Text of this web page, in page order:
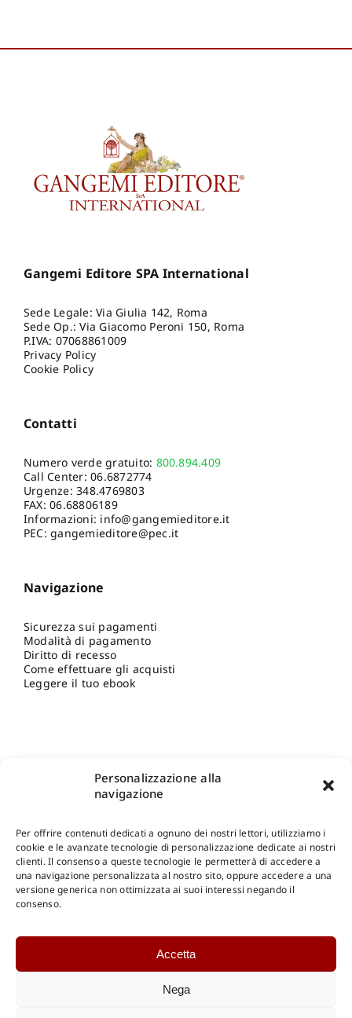
Personalizzazione alla
navigazione
Per offrire contenuti dedicati a ognuno dei nostri lettori, utilizziamo i
cookie e le avanzate tecnologie di personalizzazione dedicate ai nostri
clienti. Il consenso a queste tecnologie le permetterà di accedere a
una navigazione personalizzata al nostro sito, oppure accedere a una
versione generica non ottimizzata ai suoi interessi negando il
consenso.
Accetta
Nega
Gangemi Editore SPA International
Sede Legale: Via Giulia 142, Roma
Sede Op.: Via Giacomo Peroni 150, Roma
P.IVA: 07068861009
Privacy Policy
Cookie Policy
Contatti
Numero verde gratuito: 800.894.409
Call Center:06.6872774
Urgenze:348.4769803
FAX: 06.68806189
Informazioni: info@gangemieditore.it
PEC: gangemieditore@pec.it
Navigazione
Sicurezza sui pagamenti
Modalità di pagamento
Diritto di recesso
Come effettuare gli acquisti
Leggere il tuo ebook
Shop Gangemi Editore-Pagamenti Sicuri e anche Rateali
Catalogo Online
Catalogo Internazionale